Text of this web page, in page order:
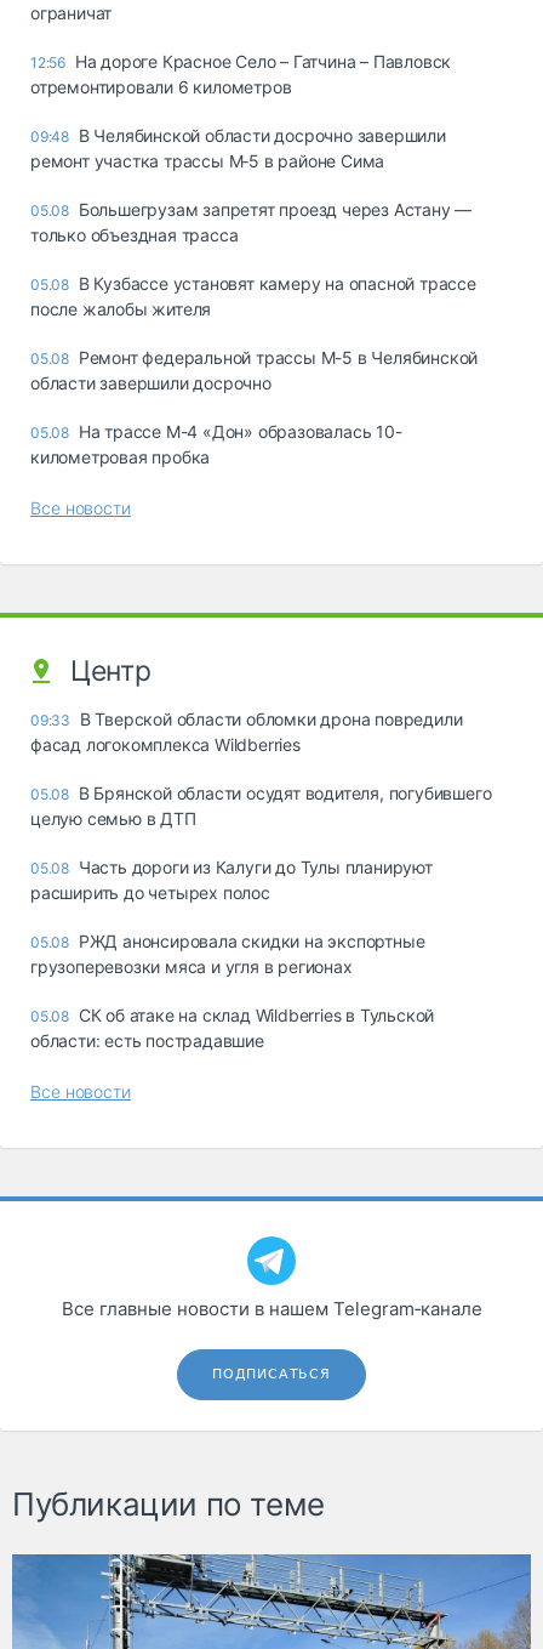
ограничат
12:56 На дороге Красное Село – Гатчина – Павловск
отремонтировали 6 километров
09:48 В Челябинской области досрочно завершили
ремонт участка трассы М‑5 в районе Сима
05.08 Большегрузам запретят проезд через Астану —
только объездная трасса
05.08 В Кузбассе установят камеру на опасной трассе
после жалобы жителя
05.08 Ремонт федеральной трассы М-5 в Челябинской
области завершили досрочно
05.08 На трассе М-4 «Дон» образовалась 10-
километровая пробка
Все новости
Центр
09:33
В Тверской области обломки дрона повредили
фасад логокомплекса Wildberries
05.08 В Брянской области осудят водителя, погубившего
целую семью в ДТП
05.08 Часть дороги из Калуги до Тулы планируют
расширить до четырех полос
05.08 РЖД анонсировала скидки на экспортные
грузоперевозки мяса и угля в регионах
05.08 СК об атаке на склад Wildberries в Тульской
области: есть пострадавшие
Все новости
Все главные новости в нашем Telegram‑канале
ПОДПИСАТЬСЯ
Публикации по теме